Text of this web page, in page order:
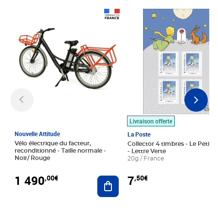
Nouvelle Attitude
Vélo électrique du facteur,
reconditionné - Taille normale -
Noir/ Rouge
1 490,00€ Ajouter au panier
Livraison offerte
La Poste
Collector 4 timbres - Le Petit
- Lettre Verte
20g / France
7,50€
Prix 7,50€